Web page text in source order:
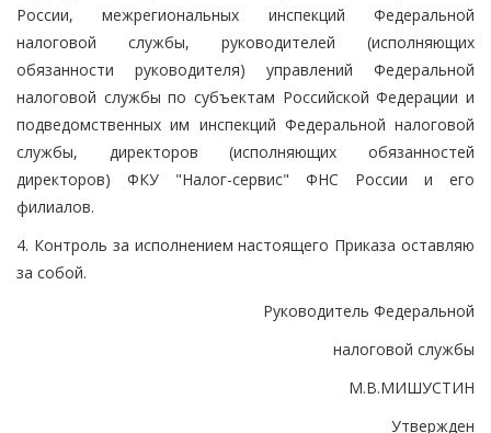
России, межрегиональных инспекций Федеральной
налоговой службы, руководителей (исполняющих
обязанности руководителя) управлений Федеральной
налоговой службы по субъектам Российской Федерации и
подведомственных им инспекций Федеральной налоговой
службы, директоров (исполняющих обязанностей
директоров) ФКУ "Налог-сервис" ФНС России и его
филиалов.
4. Контроль за исполнением настоящего Приказа оставляю
за собой.
Руководитель Федеральной
налоговой службы
М.В.МИШУСТИН
Утвержден